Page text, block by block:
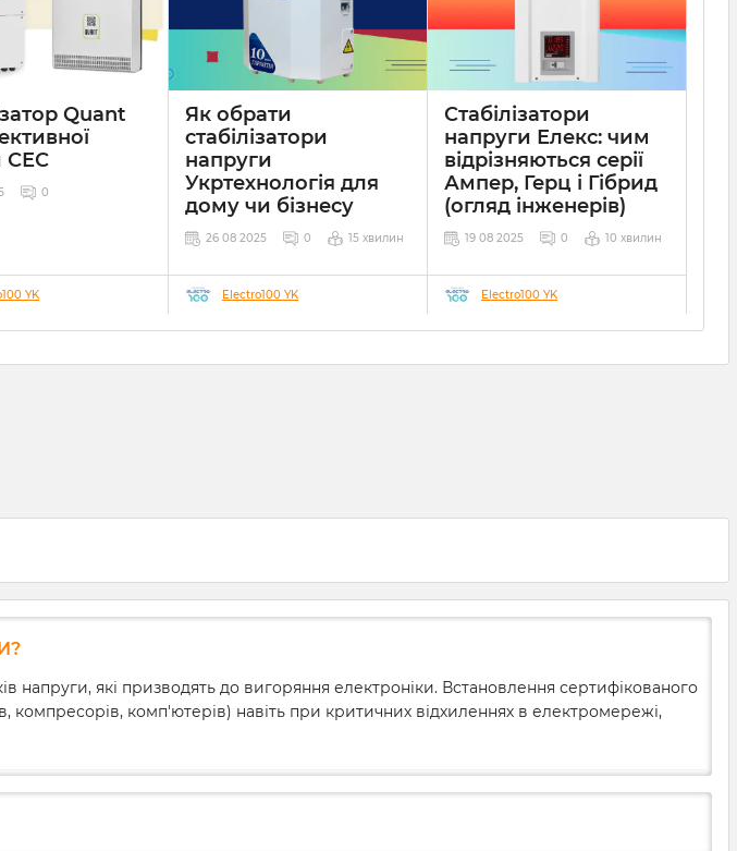
Quant
СЕС
0
YK
Як обрати
стабілізатори
напруги
Укртехнологія для
дому чи бізнесу
26 08 2025 0 15 хвилин
Electro100 YK
Стабілізатори
напруги Елекс: чим
відрізняються серії
Ампер, Герц і Гібрид
(огляд інженерів)
19 08 2025 0 10 хвилин
Electro100 YK
напруги, які призводять до вигоряння електроніки. Встановлення сертифікованого
компресорів, комп'ютерів) навіть при критичних відхиленнях в електромережі,